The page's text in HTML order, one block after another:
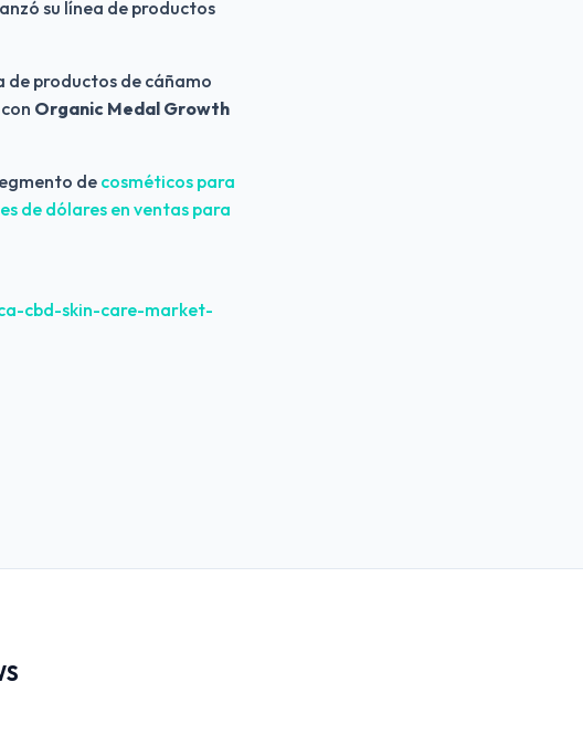
su línea de productos
Organic Medal Growth
de cosméticos para
de dólares en ventas para
cbd-skin-care-market-